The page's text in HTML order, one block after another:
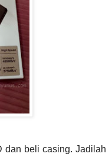
dan beli casing. Jadilah